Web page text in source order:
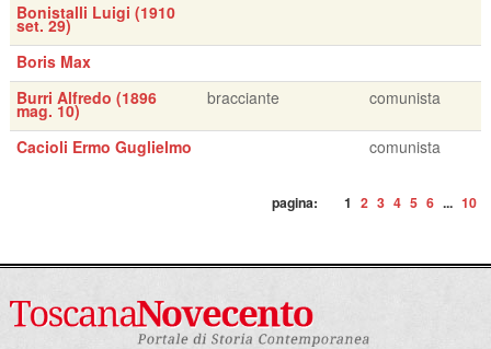
Bonistalli Luigi (1910
set. 29)
Boris Max
Burri Alfredo (1896
mag. 10)
bracciante comunista
Cacioli Ermo Guglielmo comunista
pagina: 1 2 3 4 5 6 ... 10